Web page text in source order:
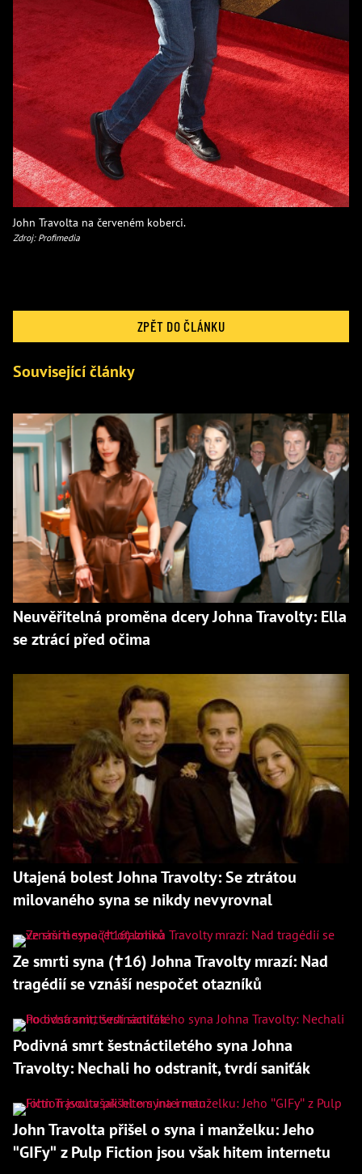
John Travolta na červeném koberci.
Zdroj: Profimedia
ZPĚT DO ČLÁNKU
Související články
Neuvěřitelná proměna dcery Johna Travolty: Ella
se ztrácí před očima
Utajená bolest Johna Travolty: Se ztrátou
milovaného syna se nikdy nevyrovnal
Ze smrti syna (†16) Johna Travolty mrazí: Nad
tragédií se vznáší nespočet otazníků
Podivná smrt šestnáctiletého syna Johna
Travolty: Nechali ho odstranit, tvrdí saniťák
John Travolta přišel o syna i manželku: Jeho
"GIFy" z Pulp Fiction jsou však hitem internetu